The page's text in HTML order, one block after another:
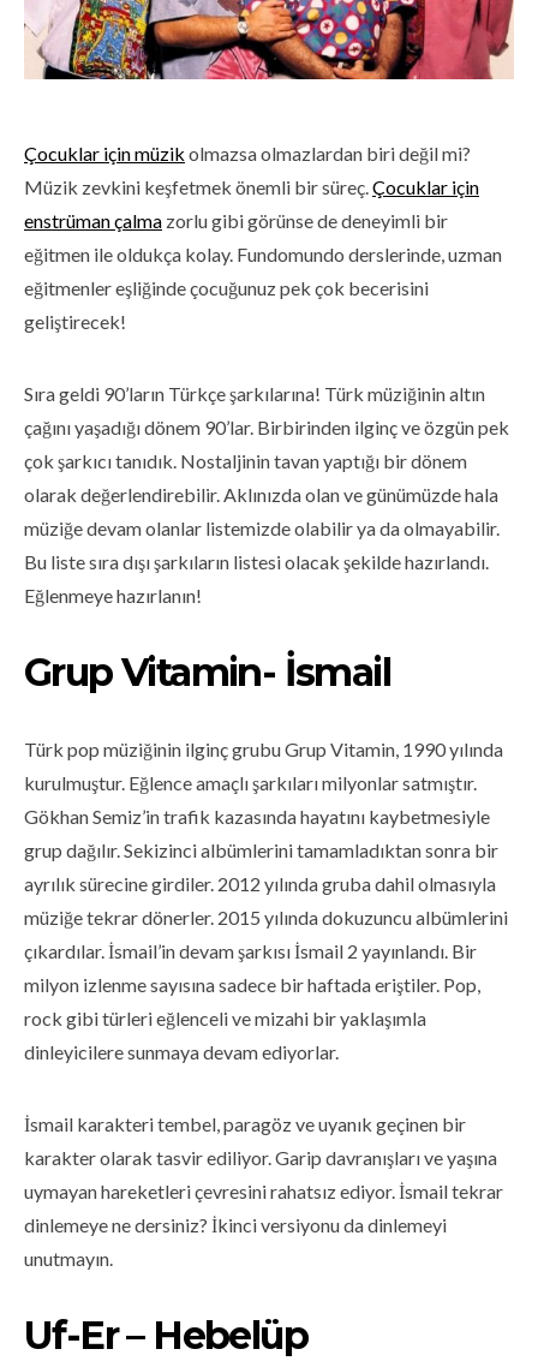
Çocuklar için müzik olmazsa olmazlardan biri değil mi?
Müzik zevkini keşfetmek önemli bir süreç.Çocuklar için
enstrüman çalma zorlu gibi görünse de deneyimli bir
eğitmen ile oldukça kolay. Fundomundo derslerinde, uzman
eğitmenler eşliğinde çocuğunuz pek çok becerisini
geliştirecek!
Sıra geldi 90’ların Türkçe şarkılarına! Türk müziğinin altın
çağını yaşadığı dönem 90’lar. Birbirinden ilginç ve özgün pek
çok şarkıcı tanıdık. Nostaljinin tavan yaptığı bir dönem
olarak değerlendirebilir. Aklınızda olan ve günümüzde hala
müziğe devam olanlar listemizde olabilir ya da olmayabilir.
Bu liste sıra dışı şarkıların listesi olacak şekilde hazırlandı.
Eğlenmeye hazırlanın!
Grup Vitamin- İsmail
Türk pop müziğinin ilginç grubu Grup Vitamin, 1990 yılında
kurulmuştur. Eğlence amaçlı şarkıları milyonlar satmıştır.
Gökhan Semiz’in trafik kazasında hayatını kaybetmesiyle
grup dağılır. Sekizinci albümlerini tamamladıktan sonra bir
ayrılık sürecine girdiler. 2012 yılında gruba dahil olmasıyla
müziğe tekrar dönerler. 2015 yılında dokuzuncu albümlerini
çıkardılar. İsmail’in devam şarkısı İsmail 2 yayınlandı. Bir
milyon izlenme sayısına sadece bir haftada eriştiler. Pop,
rock gibi türleri eğlenceli ve mizahi bir yaklaşımla
dinleyicilere sunmaya devam ediyorlar.
İsmail karakteri tembel, paragöz ve uyanık geçinen bir
karakter olarak tasvir ediliyor. Garip davranışları ve yaşına
uymayan hareketleri çevresini rahatsız ediyor. İsmail tekrar
dinlemeye ne dersiniz? İkinci versiyonu da dinlemeyi
unutmayın.
Uf-Er – Hebelüp